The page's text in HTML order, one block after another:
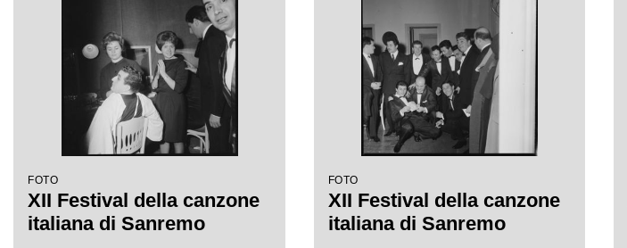
FOTO
XII Festival della canzone
italiana di Sanremo
FOTO
XII Festival della canzone
italiana di Sanremo